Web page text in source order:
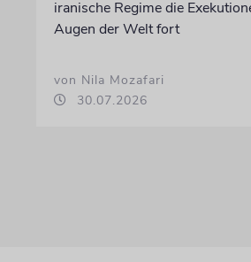
iranische Regime die
Augen der Welt fort
von Nila Mozafari
30.07.2026